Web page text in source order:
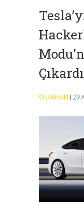
WEARMAN | 29